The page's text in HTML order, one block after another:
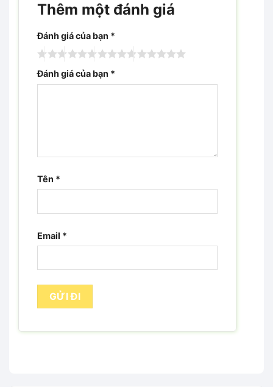
Thêm một đánh giá
Đánh giá của bạn *
Đánh giá của bạn *
Tên *
Email *